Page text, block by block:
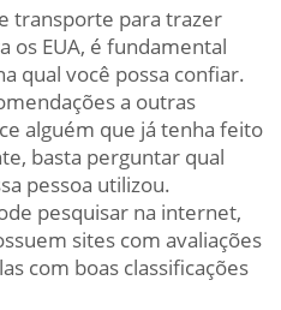
transporte para trazer
os EUA, é fundamental
qual você possa confiar.
a outras
alguém que já tenha feito
basta perguntar qual
pessoa utilizou.
pesquisar na internet,
sites com avaliações
com boas classificações